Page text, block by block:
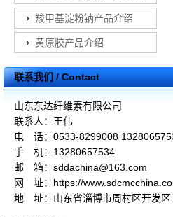
羧甲基淀粉钠产品介绍
黄原胶产品介绍
联系我们 / Contact
山东东达纤维素有限公司
联系人：王伟
电 话：0533-8299008
手 机：13280657534
邮 箱：sddachina@163.com
网 址：https://
地 址：山东省淄博市周村区开发区